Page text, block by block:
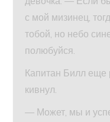
с мой мизинец,
тобой, но небо
полюбуйся.
Капитан Билл еще
кивнул.
— Может, мы и